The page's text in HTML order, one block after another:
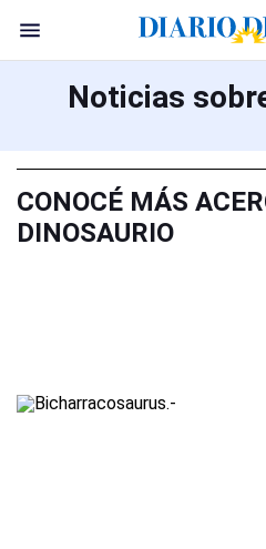
Noticias
CONOCÉ MÁS
DINOSAURIO